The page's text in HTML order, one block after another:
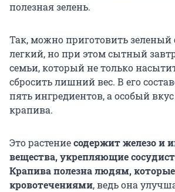
полезная зелень.
Так, можно приготовить зеленый
легкий, но при этом сытный
семьи, который не только
сбросить лишний вес. В его
пять ингредиентов, а особый
крапива.
Это растениесодержит железо и
вещества, укрепляющие
Крапива полезна людям,
кровотечениями, ведь она